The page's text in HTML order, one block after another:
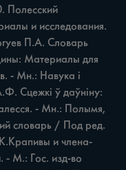
Полесский
и исследования.
П.А. Словарь
Материалы для
- Мн.: Навука i
Сцежкі ў даўніну:
- Мн.: Полымя,
словарь / Под ред.
и члена-
- М.: Гос. изд-во